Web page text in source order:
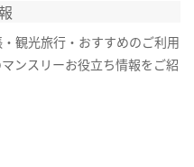
観光旅行・おすすめのご利用
ンスリーお役立ち情報をご紹